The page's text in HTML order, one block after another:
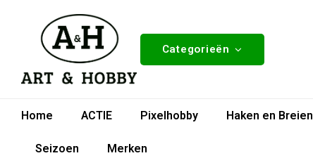
Categorieën
Home ACTIE Pixelhobby Haken en Breien
Seizoen
Merken